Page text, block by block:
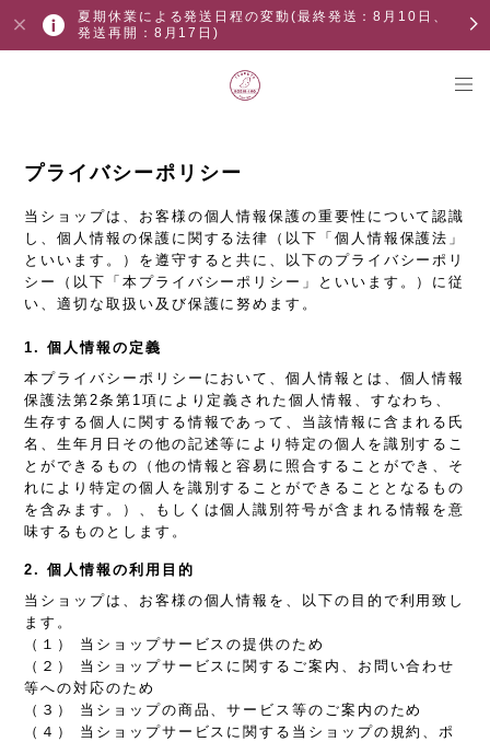
夏期休業による発送日程の変動(最終発送：8月10日、
発送再開：8月17日)
プライバシーポリシー
当ショップは、お客様の個人情報保護の重要性について認識
し、個人情報の保護に関する法律（以下「個人情報保護法」
といいます。）を遵守すると共に、以下のプライバシーポリ
シー（以下「本プライバシーポリシー」といいます。）に従
い、適切な取扱い及び保護に努めます。
1. 個人情報の定義
本プライバシーポリシーにおいて、個人情報とは、個人情報
保護法第2条第1項により定義された個人情報、すなわち、
生存する個人に関する情報であって、当該情報に含まれる氏
名、生年月日その他の記述等により特定の個人を識別するこ
とができるもの（他の情報と容易に照合することができ、そ
れにより特定の個人を識別することができることとなるもの
を含みます。）、もしくは個人識別符号が含まれる情報を意
味するものとします。
2. 個人情報の利用目的
当ショップは、お客様の個人情報を、以下の目的で利用致し
ます。
（１） 当ショップサービスの提供のため
（２） 当ショップサービスに関するご案内、お問い合わせ
等への対応のため
（３） 当ショップの商品、サービス等のご案内のため
（４） 当ショップサービスに関する当ショップの規約、ポ